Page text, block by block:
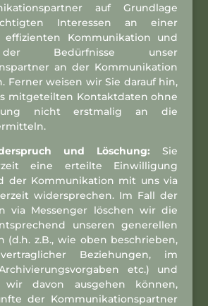
auf Grundlage
Interessen an einer
effizienten Kommunikation und
Bedürfnisse unser
an der Kommunikation
Ferner weisen wir Sie darauf hin,
mitgeteilten Kontaktdaten ohne
nicht erstmalig an die
und Löschung:
Sie
eine erteilte Einwilligung
der Kommunikation mit uns via
widersprechen. Im Fall der
via Messenger löschen wir die
unseren generellen
(d.h. z.B., wie oben beschrieben,
Beziehungen, im
etc.) und
wir davon ausgehen können,
der Kommunikationspartner